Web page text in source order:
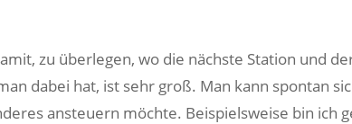
zu überlegen, wo die nächste Station und
dabei hat, ist sehr groß. Man kann spontan
ansteuern möchte. Beispielsweise bin ich